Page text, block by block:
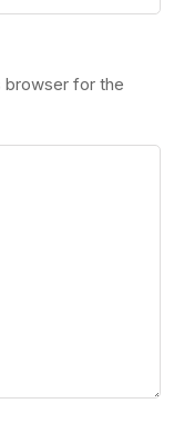
browser for the